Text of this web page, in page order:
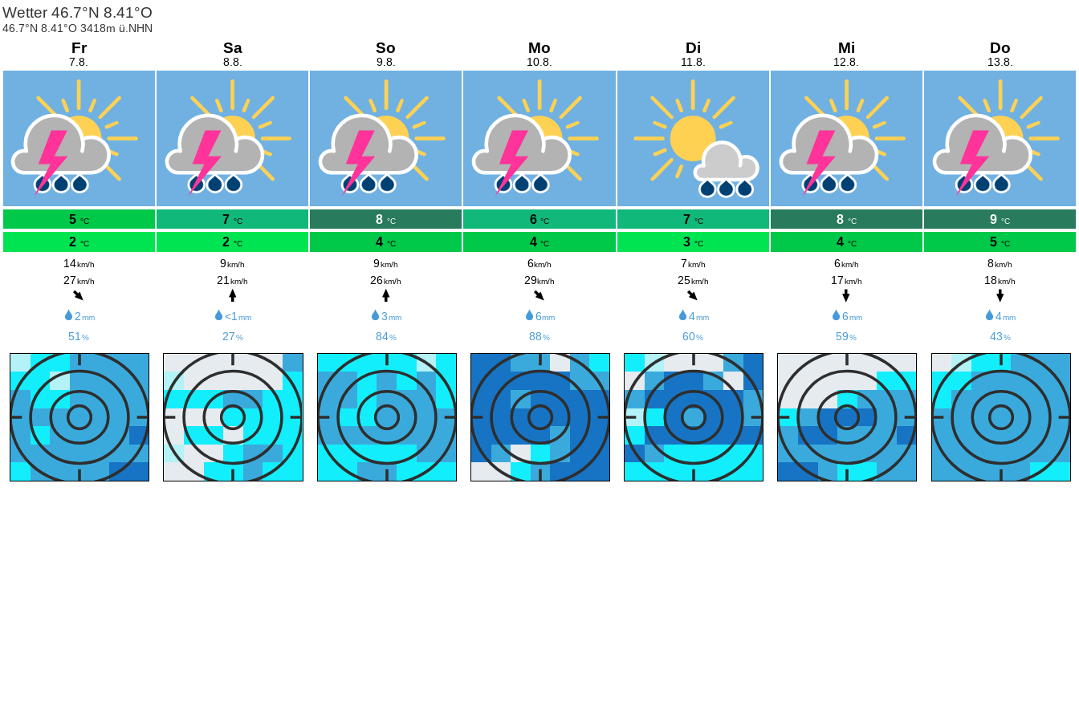
Wetter 46.7°N 8.41°O
46.7°N 8.41°O 3418m ü.NHN
Fr
7.8.
5 °C
2 °C
14km/h
27km/h
2mm
51 %
Sa
8.8.
7 °C
2 °C
9km/h
21 km/h
<1mm
27%
So
9.8.
8 °C
4 °C
9km/h
26km/h
3 mm
84%
Mo
10.8.
6 °C
4 °C
6km/h
29km/h
6mm
88%
Di
11.8.
7 °C
3 °C
7km/h
25km/h
4mm
60%
Mi
12.8.
8 °C
4 °C
6km/h
17km/h
6mm
59 %
Do
13.8.
9 °C
5 °C
8km/h
18km/h
4mm
43%